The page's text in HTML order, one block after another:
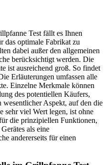
Test fällt es Ihnen
das optimale Fabrikat zu
dabei außer den allgemeinen
berücksichtigt werden. Die
ist ausreichend groß. So findet
Erläuterungen umfassen alle
Einzelne Merkmale können
des potentiellen Käufers,
wesentlicher Aspekt, auf den die
sehr viel Wert legen, ist ohne
die prinzipiellen Funktionen,
als eine
andererseits für einen